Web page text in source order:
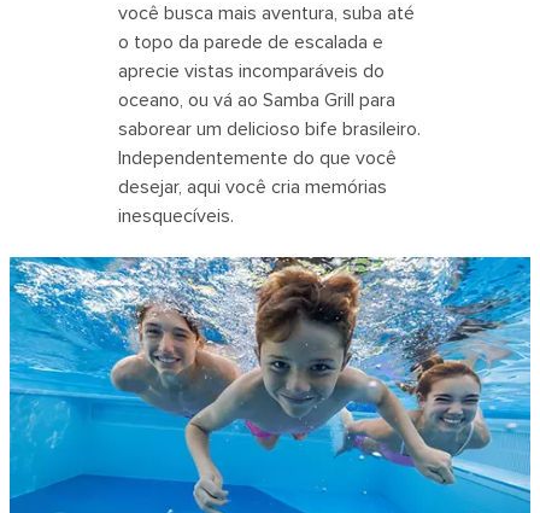
você busca mais aventura, suba até
o topo da parede de escalada e
aprecie vistas incomparáveis ​​do
oceano, ou vá ao Samba Grill para
saborear um delicioso bife brasileiro.
Independentemente do que você
desejar, aqui você cria memórias
inesquecíveis.